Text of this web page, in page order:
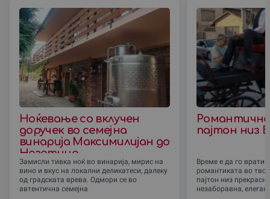
Ноќевање со вклучен
доручек во семејна
винарија Максимилијан до
Неготино
Замисли тивка ноќ во винарија, мирис на
вино и вкус на локални деликатеси, далеку
од градската врева. Одмори се во
автентична семејна
пајтон низ
Време е да го
романтиката во
пајтон низ
незаборавна,